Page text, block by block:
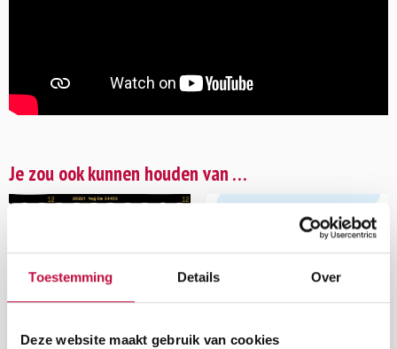
Toestemming Details Over
Deze website maakt gebruik van cookies
Je zou ook kunnen houden van …